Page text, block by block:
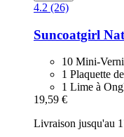
4.2 (26)
Suncoatgirl
10 Mini-
1 Plaquette
1 Lime à
19,59 €
Livraison jusqu'au